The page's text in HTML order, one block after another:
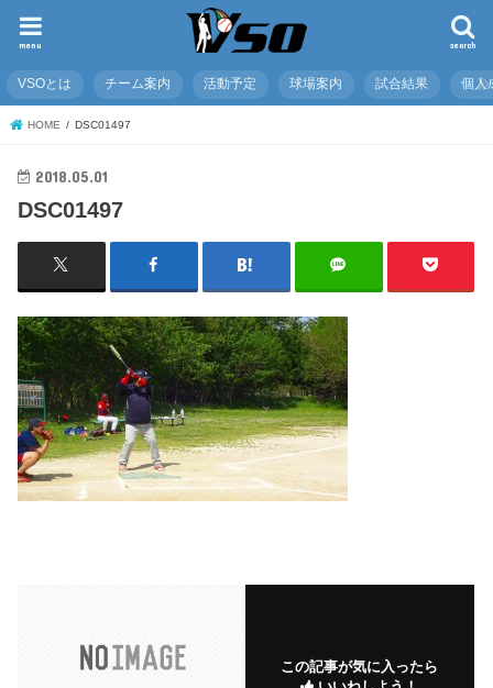
search
menu
VSOとは チーム案内 活動予定 球場案内 試合結果 個人
HOME DSC01497
2018.05.01
DSC01497
この記事が気に入ったら